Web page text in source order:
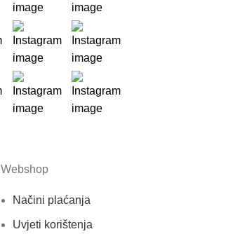
Webshop
Načini plaćanja
Uvjeti korištenja